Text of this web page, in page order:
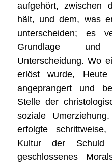
aufgehört, zwischen
hält, und dem, was
unterscheiden; es
Grundlage
Unterscheidung. Wo
erlöst wurde,
angeprangert und
Stelle der
soziale
erfolgte
Kultur der
geschlossenes